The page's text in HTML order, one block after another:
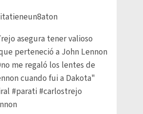
asegura tener valioso
perteneció a John Lennon
me regaló los lentes de
cuando fui a Dakota"
#parati #carlostrejo